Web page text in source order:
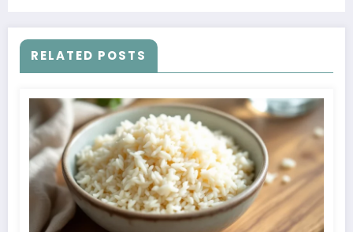
RELATED POSTS